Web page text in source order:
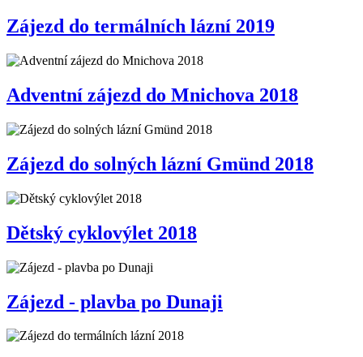
Zájezd do termálních lázní 2019
Adventní zájezd do Mnichova 2018
Zájezd do solných lázní Gmünd 2018
Dětský cyklovýlet 2018
Zájezd - plavba po Dunaji